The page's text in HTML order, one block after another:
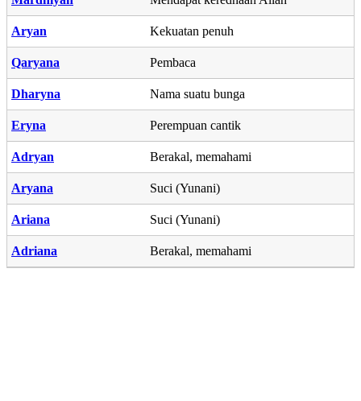
Aryan Kekuatan penuh
Qaryana Pembaca
Dharyna Nama suatu bunga
Eryna Perempuan cantik
Adryan Berakal, memahami
Aryana Suci (Yunani)
Ariana Suci (Yunani)
Adriana Berakal, memahami